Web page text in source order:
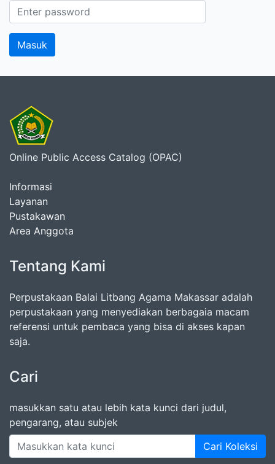
Online Public Access Catalog (OPAC)
Informasi
Layanan
Pustakawan
Area Anggota
Tentang Kami
Perpustakaan Balai Litbang Agama Makassar adalah
perpustakaan yang menyediakan berbagaia macam
referensi untuk pembaca yang bisa di akses kapan
saja.
Cari
masukkan satu atau lebih kata kunci dari judul,
pengarang, atau subjek
Cari Koleksi